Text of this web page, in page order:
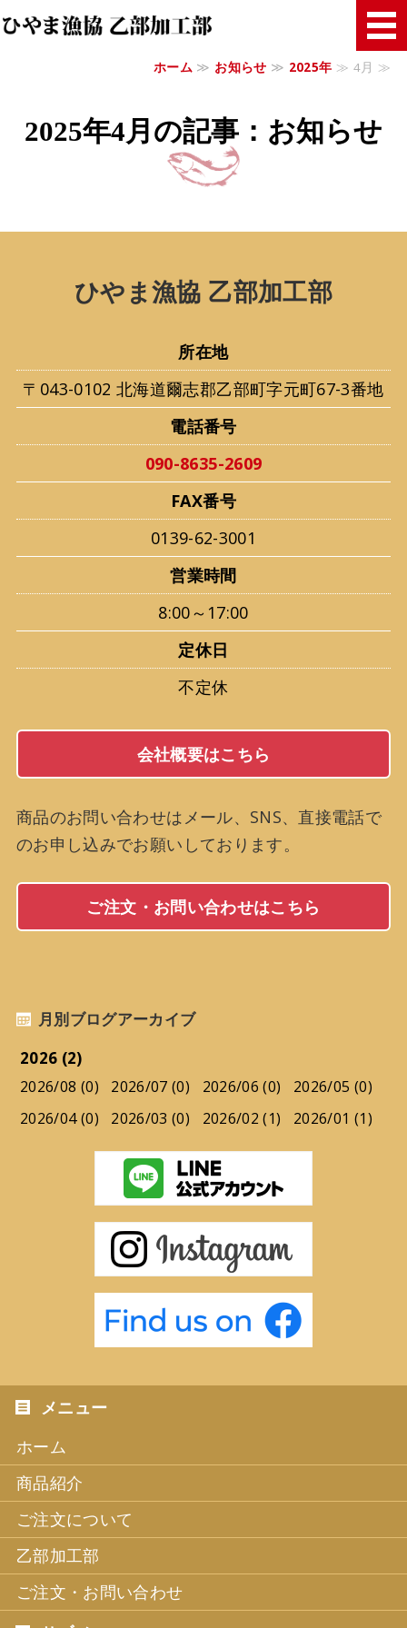
ひやま漁協 乙部加
商品紹介
ホーム ≫ お知らせ ≫ 2025年 ≫ 4月 ≫
2025年4月の記事：お知らせ
ひやま漁協 乙部加工部
所在地
〒043-0102 北海道爾志郡乙部町字元町67-3番地
電話番号
090-8635-2609
FAX番号
0139-62-3001
営業時間
8:00～17:00
定休日
不定休
会社概要はこちら
商品のお問い合わせはメール、SNS、直接電話で
のお申し込みでお願いしております。
ご注文・お問い合わせはこちら
月別ブログアーカイブ
2026 (2)
2026/08 (0) 2026/07 (0) 2026/06 (0)
2026/05 (0)
2026/04 (0)
2026/03 (0) 2026/02 (1) 2026/01 (1)
ホーム
商品紹介
ご注文について
乙部加工部
ご注文・お問い合わせ